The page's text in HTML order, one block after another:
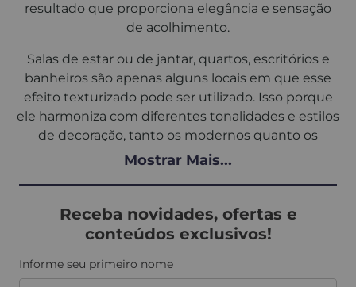
resultado que proporciona elegância e sensação
de acolhimento.
Salas de estar ou de jantar, quartos, escritórios e
banheiros são apenas alguns locais em que esse
efeito texturizado pode ser utilizado. Isso porque
ele harmoniza com diferentes tonalidades e estilos
de decoração, tanto os modernos quanto os
minimalistas. Saiba mais sobre o
Quais são as vantagens do
cimento queimado rústico?
O acabamento docimento queimado
Mostrar Mais...
Receba novidades, ofertas e
conteúdos exclusivos!
Informe seu primeiro nome